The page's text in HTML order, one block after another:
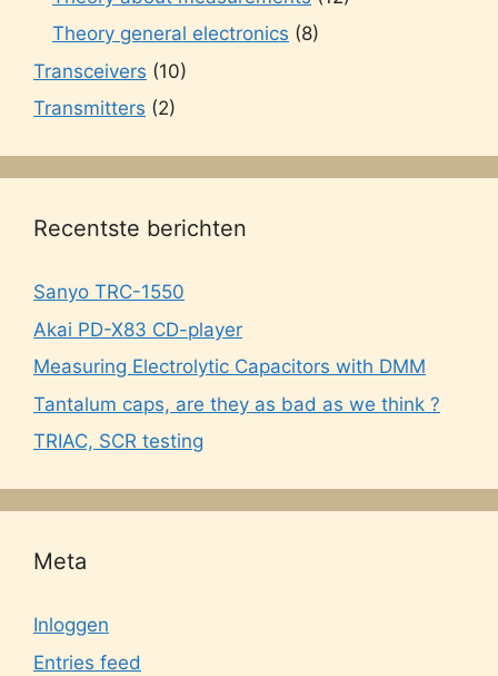
Theory general electronics (8)
Transceivers (10)
Transmitters (2)
Recentste berichten
Sanyo TRC-1550
Akai PD-X83 CD-player
Measuring Electrolytic Capacitors with DMM
Tantalum caps, are they as bad as we think ?
TRIAC, SCR testing
Meta
Inloggen
Entries feed